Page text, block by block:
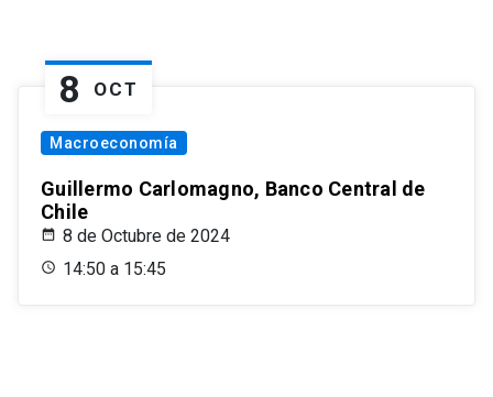
8 OCT
Macroeconomía
Guillermo Carlomagno, Banco Central de
Chile
8 de Octubre de 2024
14:50 a 15:45